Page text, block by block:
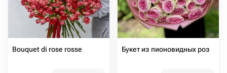
Bouquet di rose rosse Букет из пионовидных роз